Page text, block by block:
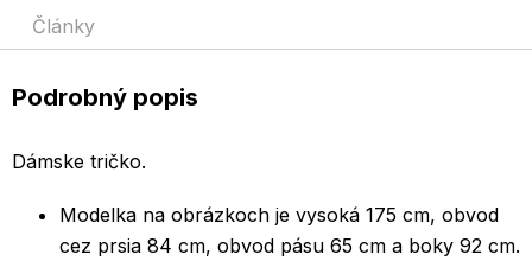
Články
Podrobný popis
Dámske tričko.
Modelka na obrázkoch je vysoká 175 cm, obvod
cez prsia 84 cm, obvod pásu 65 cm a boky 92 cm.